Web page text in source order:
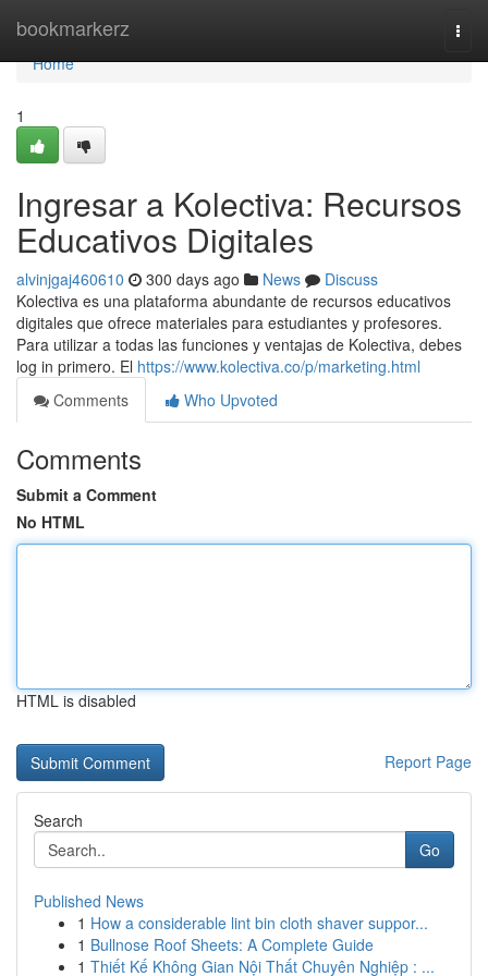
bookmarkerz
Home
Home
1
Ingresar a Kolectiva: Recursos
Educativos Digitales
alvinjgaj460610 300 days ago News
Discuss
Kolectiva es una plataforma abundante de recursos educativos
digitales que ofrece materiales para estudiantes y profesores.
Para utilizar a todas las funciones y ventajas de Kolectiva, debes
log in primero. El https://www.kolectiva.co/p/marketing.html
Comments
Who Upvoted
Comments
Submit a Comment
No HTML
HTML is disabled
Report Page
Search
Go
Published News
1 How a considerable lint bin cloth shaver suppor...
1 Bullnose Roof Sheets: A Complete Guide
1 Thiết Kế Không Gian Nội Thất Chuyên Nghiệp : ...